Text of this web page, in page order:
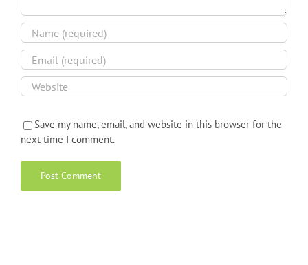
Save my name, email, and website in this browser for the
next time I comment.